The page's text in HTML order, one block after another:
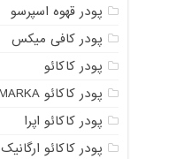
پودر قهوه اسپرسو
پودر کافی میکس
پودر کاکائو
پودر کاکائو ALTINMARKA
پودر کاکائو اپرا
پودر کاکائو ارگانیک